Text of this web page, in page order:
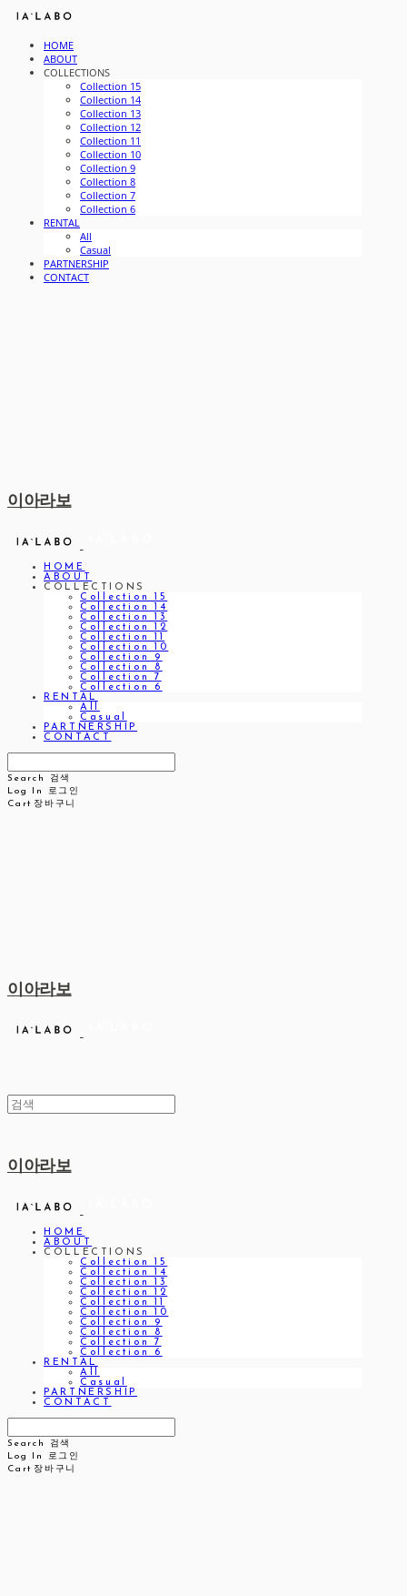
HOME
ABOUT
COLLECTIONS
Collection 15
Collection 14
Collection 13
Collection 12
Collection 11
Collection 10
Collection 9
Collection 8
Collection 7
Collection 6
RENTAL
All
Casual
PARTNERSHIP
CONTACT
이아라보
HOME
ABOUT
COLLECTIONS
Collection 15
Collection 14
Collection 13
Collection 12
Collection 11
Collection 10
Collection 9
Collection 8
Collection 7
Collection 6
RENTAL
All
Casual
PARTNERSHIP
CONTACT
Search
검색
Log In
로그인
Cart 장바구니
이아라보
이아라보
HOME
ABOUT
COLLECTIONS
Collection 15
Collection 14
Collection 13
Collection 12
Collection 11
Collection 10
Collection 9
Collection 8
Collection 7
Collection 6
RENTAL
All
Casual
PARTNERSHIP
CONTACT
Search
검색
Log In
로그인
Cart 장바구니